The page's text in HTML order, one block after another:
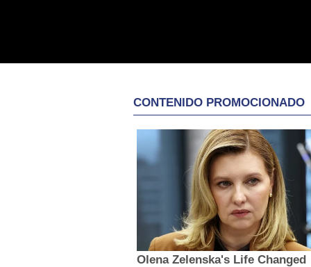
CONTENIDO PROMOCIONADO
Olena Zelenska's Life Changed